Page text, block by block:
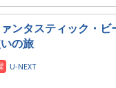
osusume-
osusume-
ンタスティック・ビ
の旅